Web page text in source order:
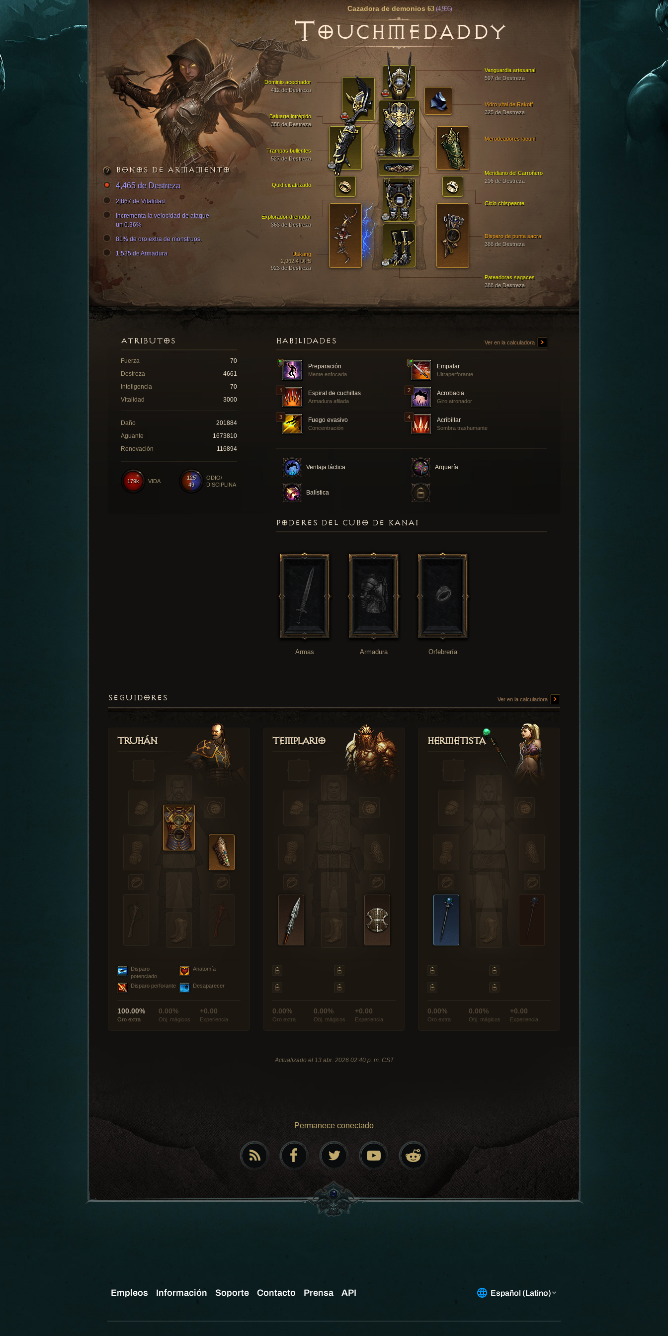
Cazadora de demonios63 (4,996)
TOUCHMEDADDY
Vanguardia artesanal
597 de Destreza
Baluarte intrépido
358 de Destreza
Pateadoras sagaces
388 de Destreza
Trampas bullentes
527 de Destreza
Dominio acechador
412 de Destreza
Explorador drenador
363 de Destreza
Merodeadores lacuni
Uskang
2,962.4 DPS
923 de Destreza
Disparo de punta sacra
366 de Destreza
Meridiano del Carroñero
206 de Destreza
Ciclo chispeante
Quid cicatrizado
Vidro vital de Rakoff
325 de Destreza
BONOS DE ARMAMENTO
4,465 de Destreza
2,867 de Vitalidad
Incrementa la velocidad de ataque
un 0.36%
81% de oro extra de monstruos.
1,535 de Armadura
HABILIDADES Ver en la calculadora
Preparación
Mente enfocada
Empalar
Ultraperforante
Espiral de cuchillas
Armadura afilada
Acrobacia
Giro atronador
Fuego evasivo
Concentración
Acribillar
Sombra trashumante
Ventaja táctica Arquería
Balística
ATRIBUTOS
Fuerza
70
Destreza
4661
Inteligencia
70
Vitalidad
3000
Daño
201884
Aguante
1673810
Renovación
116894
125
49
ODIO/
DISCIPLINA
179k VIDA
PODERES DEL CUBO DE KANAI
Armas Armadura Orfebrería
SEGUIDORES Ver en la calculadora
Truhán
Disparo
potenciado
Anatomía
Disparo perforante Desaparecer
100.00%
Oro extra
0.00%
Obj. mágicos
+0.00
Experiencia
Templario
0.00%
Oro extra
0.00%
Obj. mágicos
+0.00
Experiencia
Hermetista
0.00%
Oro extra
0.00%
Obj. mágicos
+0.00
Experiencia
Actualizado el 13 abr. 2026 02:40 p. m. CST
Permanece conectado